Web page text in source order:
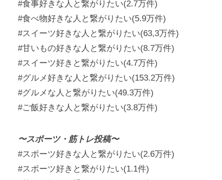
#食事好きな人と繋がりたい(2.7万件)
#食べ物好きな人と繋がりたい(5.9万件)
#スイーツ好きな人と繋がりたい(63,3万件)
#甘いもの好きな人と繋がりたい(8.7万件)
#スイーツ好きと繋がりたい(4.7万件)
#グルメ好きな人と繋がりたい(153.2万件)
#グルメな人と繋がりたい(49.3万件)
#ご飯好きな人と繋がりたい(3.8万件)
〜スポーツ・筋トレ投稿〜
#スポーツ好きな人と繋がりたい(2.6万件)
#スポーツ好きと繋がりたい(1.1件)